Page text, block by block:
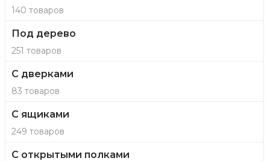
140 товаров
Под дерево
251 товаров
С дверками
83 товаров
С ящиками
249 товаров
С открытыми полками